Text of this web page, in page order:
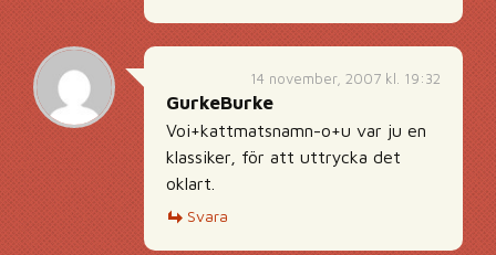
14 november, 2007 kl. 19:32
GurkeBurke
Voi+kattmatsnamn-o+u var ju en
klassiker, för att uttrycka det
oklart.
Svara